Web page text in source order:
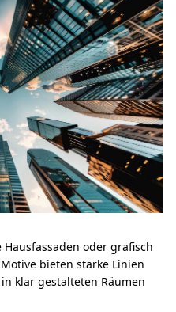
oder grafisch
bieten starke Linien
klar gestalteten Räumen